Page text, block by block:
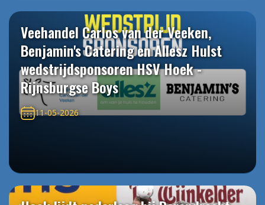
Veehandel Carlos van der Veeken,
Benjamin's Catering en Allesz Hulst
wedstrijdsponsoren HSV Hoek -
Rijnsburgse Boys
11-05-2026